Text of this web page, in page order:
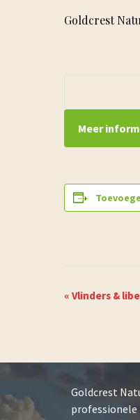
Goldcrest
Meer
E
« Vlinders &
Goldcrest